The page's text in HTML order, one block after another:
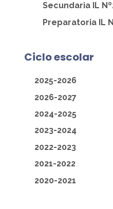
Secundaria IL
Preparatoria IL
Ciclo escolar
2025-2026
2026-2027
2024-2025
2023-2024
2022-2023
2021-2022
2020-2021